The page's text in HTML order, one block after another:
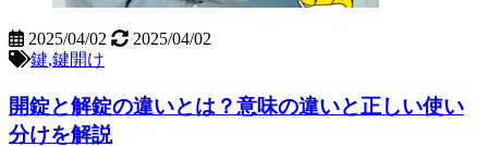
2025/04/02
2025/04/02
鍵,鍵開け
開錠と解錠の違いとは？意味の違いと正しい使い
分けを解説